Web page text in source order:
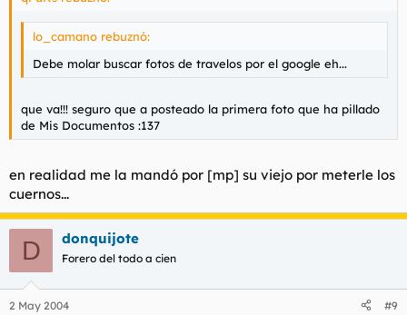
lo_camano rebuznó:
Debe molar buscar fotos de travelos por el google eh...
que va!!! seguro que a posteado la primera foto que ha pillado
de Mis Documentos :137
en realidad me la mandó por [mp] su viejo por meterle los
cuernos...
D donquijote
Forero del todo a cien
2 May 2004 #9